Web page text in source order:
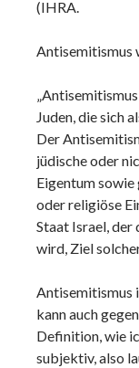
(IHRA.
Antisemitismus
Juden, die sich
Der
jüdische oder
Eigentum
oder religiöse
Staat Israel,
wird, Ziel
Antisemitismus
kann auch
Definition, wie
subjektiv, also